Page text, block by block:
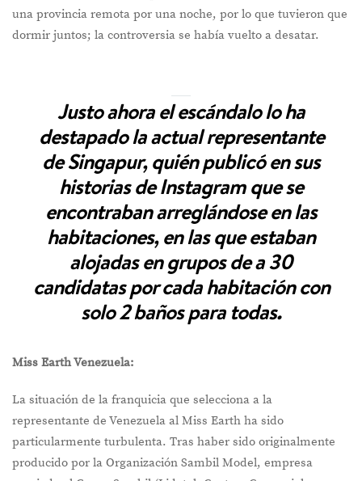
una provincia remota por una noche, por lo que tuvieron que
dormir juntos; la controversia se había vuelto a desatar.
Justo ahora el escándalo lo ha
destapado la actual representante
de Singapur, quién publicó en sus
historias de Instagram que se
encontraban arreglándose en las
habitaciones, en las que estaban
alojadas en grupos de a 30
candidatas por cada habitación con
solo 2 baños para todas.
Miss Earth Venezuela:
La situación de la franquicia que selecciona a la
representante de Venezuela al Miss Earth ha sido
particularmente turbulenta. Tras haber sido originalmente
producido por la Organización Sambil Model, empresa